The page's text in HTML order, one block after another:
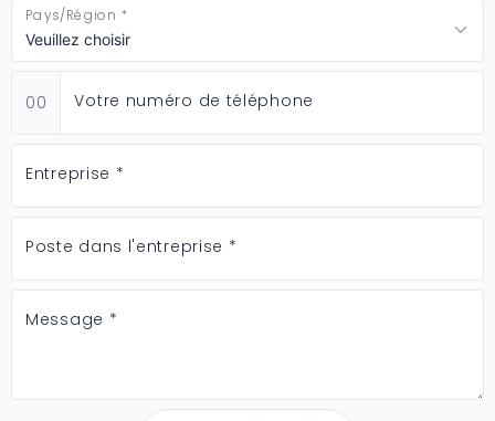
Pays/Région *
00 Votre numéro de téléphone
Entreprise *
Poste dans l'entreprise *
Message *